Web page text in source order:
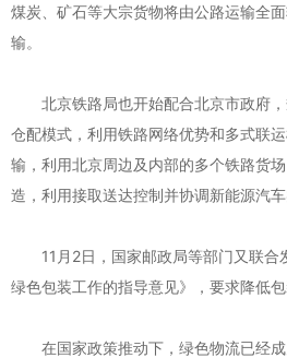
煤炭、矿石等大宗货物将由公路运输全
输。
北京铁路局也开始配合北京市政府，
仓配模式，利用铁路网络优势和多式联
输，利用北京周边及内部的多个铁路货
造，利用接取送达控制并协调新能源汽车
11月2日，国家邮政局等部门又联合
绿色包装工作的指导意见》，要求降低
在国家政策推动下，绿色物流已经成